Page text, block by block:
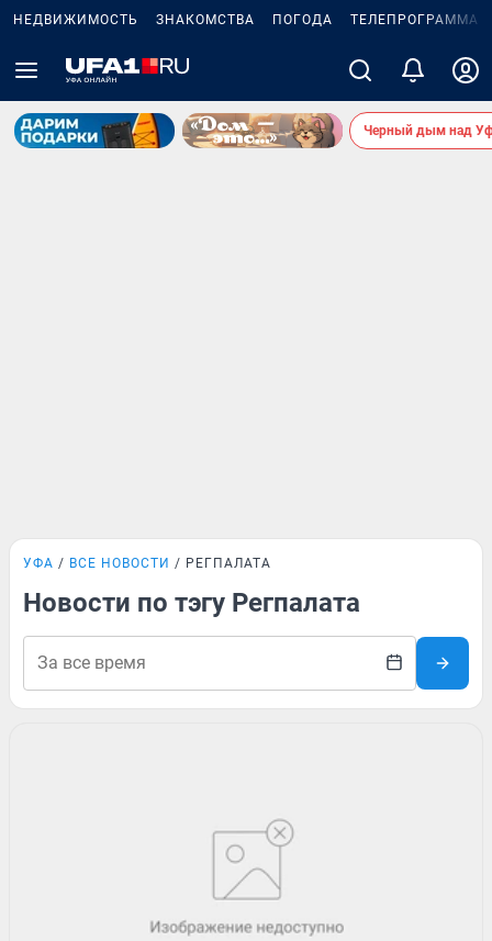
НЕДВИЖИМОСТЬ ЗНАКОМСТВА ПОГОДА ТЕЛЕПРОГРАММА
Черный дым над
УФА ВСЕ НОВОСТИ РЕГПАЛАТА
Новости по тэгу Регпалата